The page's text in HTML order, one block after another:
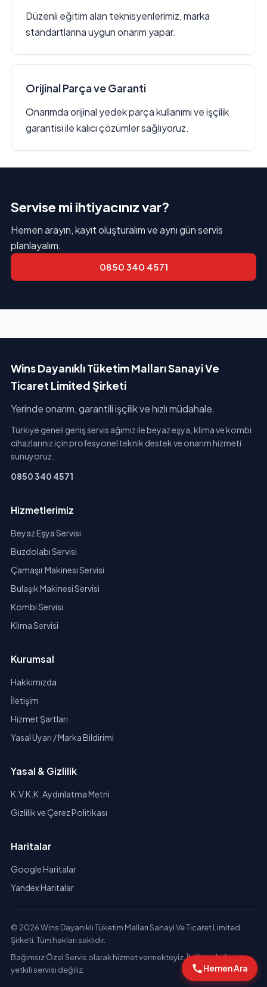
Düzenli eğitim alan teknisyenlerimiz, marka
standartlarına uygun onarım yapar.
Orijinal Parça ve Garanti
Onarımda orijinal yedek parça kullanımı ve işçilik
garantisi ile kalıcı çözümler sağlıyoruz.
Servise mi ihtiyacınız var?
Hemen arayın, kayıt oluşturalım ve aynı gün servis
planlayalım.
0850 340 4571
Wins Dayanıklı Tüketim Malları Sanayi Ve
Ticaret Limited Şirketi
Yerinde onarım, garantili işçilik ve hızlı müdahale.
Türkiye geneli geniş servis ağımız ile beyaz eşya, klima ve kombi
cihazlarınız için profesyonel teknik destek ve onarım hizmeti
sunuyoruz.
0850 340 4571
Hizmetlerimiz
Beyaz Eşya Servisi
Buzdolabı Servisi
Çamaşır Makinesi Servisi
Bulaşık Makinesi Servisi
Kombi Servisi
Klima Servisi
Kurumsal
Hakkımızda
İletişim
Hizmet Şartları
Yasal Uyarı / Marka Bildirimi
Yasal & Gizlilik
K.V.K.K. Aydınlatma Metni
Gizlilik ve Çerez Politikası
Haritalar
Google Haritalar
Yandex Haritalar
© 2026 Wins Dayanıklı Tüketim Malları Sanayi Ve Ticaret Limited
Şirketi. Tüm hakları saklıdır.
Bağımsız Özel Servis olarak hizmet vermekteyiz. İlgili markaların
yetkili servisi değiliz.
Hemen Ara